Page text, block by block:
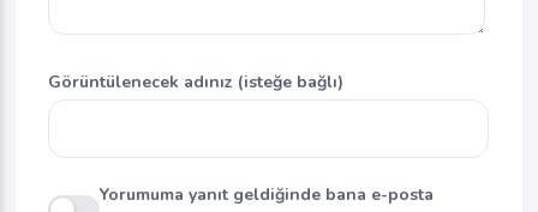
Görüntülenecek adınız (isteğe bağlı)
Yorumuma yanıt geldiğinde bana e-posta